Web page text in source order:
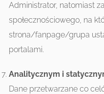
Administrator, natomiast
społecznościowego, na
strona/fanpage/grupa
portalami.
Analitycznym i
Dane przetwarzane co